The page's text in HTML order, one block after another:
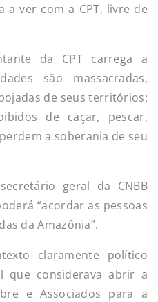
a ver com a CPT, livre de
da CPT carrega a
são massacradas,
de seus territórios;
de caçar, pescar,
a soberania de seu
geral da CNBB
“acordar as pessoas
da Amazônia”.
claramente político
que considerava abrir a
e Associados para a